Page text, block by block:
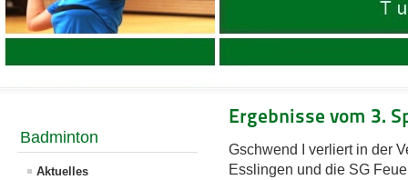
Badminton
Aktuelles
Ergebnisse vom 3.
Gschwend I verliert in der
Esslingen und die SG